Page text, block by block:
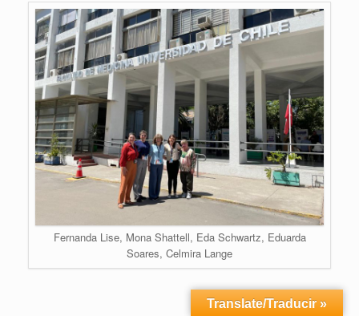
Fernanda Lise, Mona Shattell, Eda Schwartz, Eduarda
Soares, Celmira Lange
Translate/Traducir »